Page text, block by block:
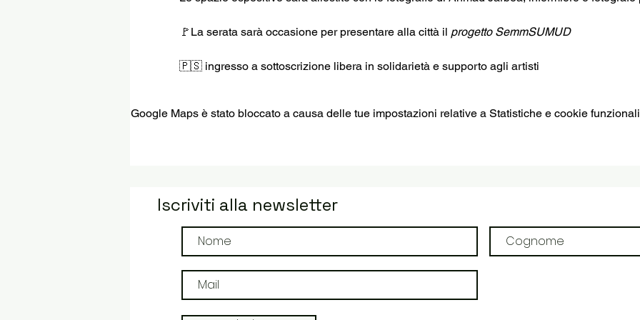
🚩La serata sarà occasione per presentare alla città il progetto SemmSUMUD
🇵🇸 ingresso a sottoscrizione libera in solidarietà e supporto agli artisti
Google Maps è stato bloccato a causa delle tue impostazioni relative a Statistiche e cookie
Iscriviti alla newsletter